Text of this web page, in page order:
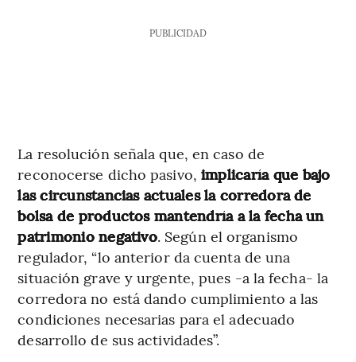
PUBLICIDAD
La resolución señala que, en caso de
reconocerse dicho pasivo, implicaría que bajo
las circunstancias actuales la corredora de
bolsa de productos mantendría a la fecha un
patrimonio negativo. Según el organismo
regulador, “lo anterior da cuenta de una
situación grave y urgente, pues -a la fecha- la
corredora no está dando cumplimiento a las
condiciones necesarias para el adecuado
desarrollo de sus actividades”.